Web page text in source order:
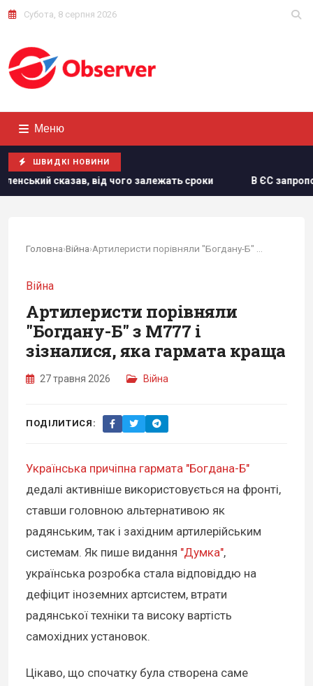
Субота, 8 серпня 2026
Меню
ШВИДКІ НОВИНИ
чого залежать сроки В ЄС запропонували нову схему
Головна›Війна›
Війна
Артилеристи порівняли
"Богдану-Б" з М777 і
зізналися, яка гармата краща
27 травня 2026 Війна
ПОДІЛИТИСЯ:
Українська причіпна гармата "Богдана-Б"
дедалі активніше використовується на фронті,
ставши головною альтернативою як
радянським, так і західним артилерійським
системам. Як пише видання "Думка",
українська розробка стала відповіддю на
дефіцит іноземних артсистем, втрати
радянської техніки та високу вартість
самохідних установок.
Цікаво, що спочатку була створена саме